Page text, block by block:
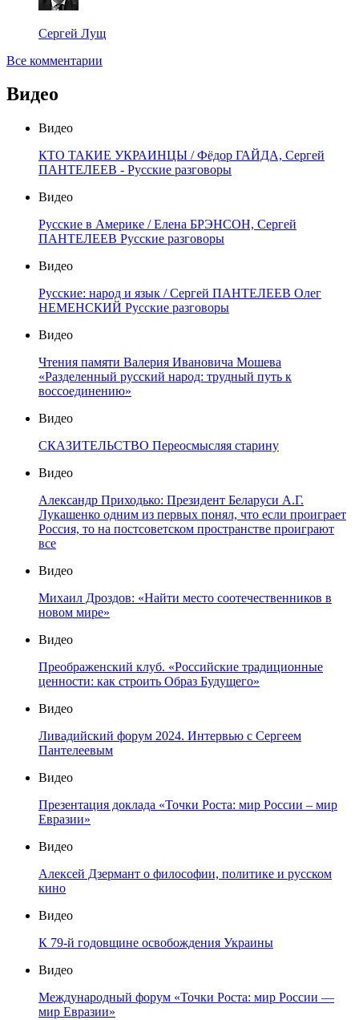
Сергей Лущ
Все комментарии
Видео
Видео
КТО ТАКИЕ УКРАИНЦЫ / Фёдор ГАЙДА, Сергей
ПАНТЕЛЕЕВ - Русские разговоры
Видео
Русские в Америке / Елена БРЭНСОН, Сергей
ПАНТЕЛЕЕВ Русские разговоры
Видео
Русские: народ и язык / Сергей ПАНТЕЛЕЕВ Олег
НЕМЕНСКИЙ Русские разговоры
Видео
Чтения памяти Валерия Ивановича Мошева
«Разделенный русский народ: трудный путь к
воссоединению»
Видео
СКАЗИТЕЛЬСТВО Переосмысляя старину
Видео
Александр Приходько: Президент Беларуси А.Г.
Лукашенко одним из первых понял, что если проиграет
Россия, то на постсоветском пространстве проиграют
все
Видео
Михаил Дроздов: «Найти место соотечественников в
новом мире»
Видео
Преображенский клуб. «Российские традиционные
ценности: как строить Образ Будущего»
Видео
Ливадийский форум 2024. Интервью с Сергеем
Пантелеевым
Видео
Презентация доклада «Точки Роста: мир России – мир
Евразии»
Видео
Алексей Дзермант о философии, политике и русском
кино
Видео
К 79-й годовщине освобождения Украины
Видео
Международный форум «Точки Роста: мир России —
мир Евразии»